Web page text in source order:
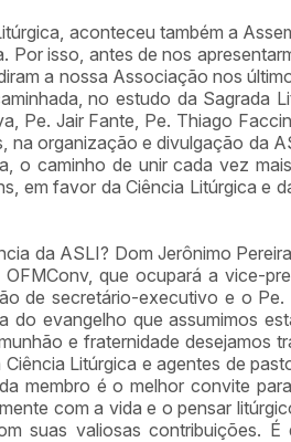
aconteceu também a
isso, antes de nos
a nossa Associação nos
no estudo da Sagrada
Pe. Jair Fante, Pe. Thiago
na organização e divulgação da
o caminho de unir cada vez
em favor da Ciência Litúrgica e
da ASLI? Dom Jerônimo
que ocupará a vice-
de secretário-executivo e o
do evangelho que assumimos
e fraternidade desejamos
Litúrgica e agentes de
membro é o melhor convite
com a vida e o pensar
suas valiosas contribuições. É